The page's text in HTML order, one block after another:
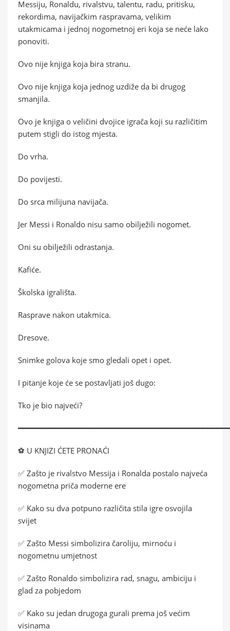
Messiju, Ronaldu, rivalstvu, talentu, radu, pritisku,
rekordima, navijačkim raspravama, velikim
utakmicama i jednoj nogometnoj eri koja se neće lako
ponoviti.
Ovo nije knjiga koja bira stranu.
Ovo nije knjiga koja jednog uzdiže da bi drugog
smanjila.
Ovo je knjiga o veličini dvojice igrača koji su različitim
putem stigli do istog mjesta.
Do vrha.
Do povijesti.
Do srca milijuna navijača.
Jer Messi i Ronaldo nisu samo obilježili nogomet.
Oni su obilježili odrastanja.
Kafiće.
Školska igrališta.
Rasprave nakon utakmica.
Dresove.
Snimke golova koje smo gledali opet i opet.
I pitanje koje će se postavljati još dugo:
Tko je bio najveći?
⚽ U KNJIZI ĆETE PRONAĆI
✅ Zašto je rivalstvo Messija i Ronalda postalo najveća
nogometna priča moderne ere
✅ Kako su dva potpuno različita stila igre osvojila
svijet
✅ Zašto Messi simbolizira čaroliju, mirnoću i
nogometnu umjetnost
✅ Zašto Ronaldo simbolizira rad, snagu, ambiciju i
glad za pobjedom
✅ Kako su jedan drugoga gurali prema još većim
visinama